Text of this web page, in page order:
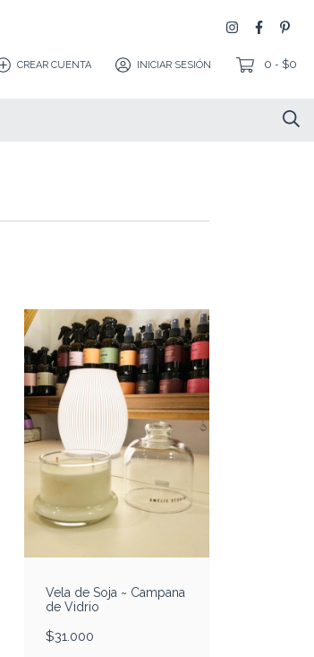
CREAR CUENTA INICIAR SESIÓN 0 - $0
Vela de Soja ~ Campana
de Vidrio
$31.000